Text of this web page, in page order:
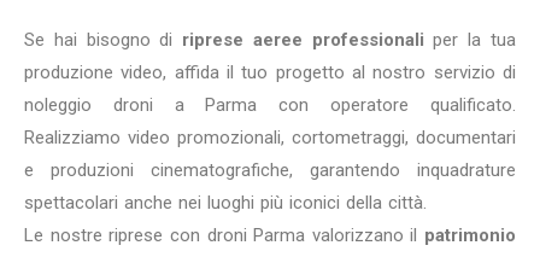
Se hai bisogno di riprese aeree professionali per la tua
produzione video, affida il tuo progetto al nostro servizio di
noleggio droni a Parma con operatore qualificato.
Realizziamo video promozionali, cortometraggi, documentari
e produzioni cinematografiche, garantendo inquadrature
spettacolari anche nei luoghi più iconici della città.
Le nostre riprese con droni Parma valorizzano il patrimonio